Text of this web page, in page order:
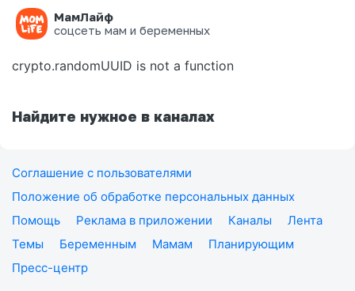
МамЛайф
соцсеть мам и беременных
Ошибка на странице
crypto.randomUUID is not a function
Найдите нужное в каналах
Соглашение с пользователями
Положение об обработке персональных данных
Помощь
Реклама в приложении Каналы
Лента
Темы
Беременным Мамам
Планирующим
Пресс-центр